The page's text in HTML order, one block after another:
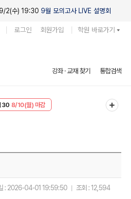
2(수) 19:30 9월 모의고사 LIVE 설명회
로그인 회원가입 학원 바로가기
강좌 · 교재 찾기 통합검색
8/10(월) 마감
: 2026-04-01 19:59:50 조회 :12,594